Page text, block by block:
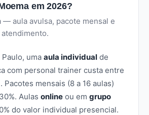
em 2026?
— aula avulsa, pacote mensal e
Paulo, uma aula individual de
com personal trainer custa entre
. Pacotes mensais (8 a 16 aulas)
Aulas online ou em grupo
do valor individual presencial.